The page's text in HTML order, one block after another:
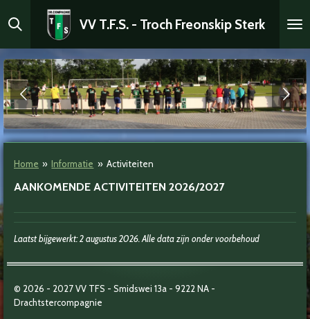
direct
hoofdinhoud
VV T.F.S. - Troch Freonskip Sterk
Home » Informatie » Activiteiten
AANKOMENDE ACTIVITEITEN 2026/2027
Laatst bijgewerkt: 2 augustus 2026. Alle data zijn onder voorbehoud
© 2026 - 2027VV TFS - Smidswei 13a - 9222 NA -
Drachtstercompagnie